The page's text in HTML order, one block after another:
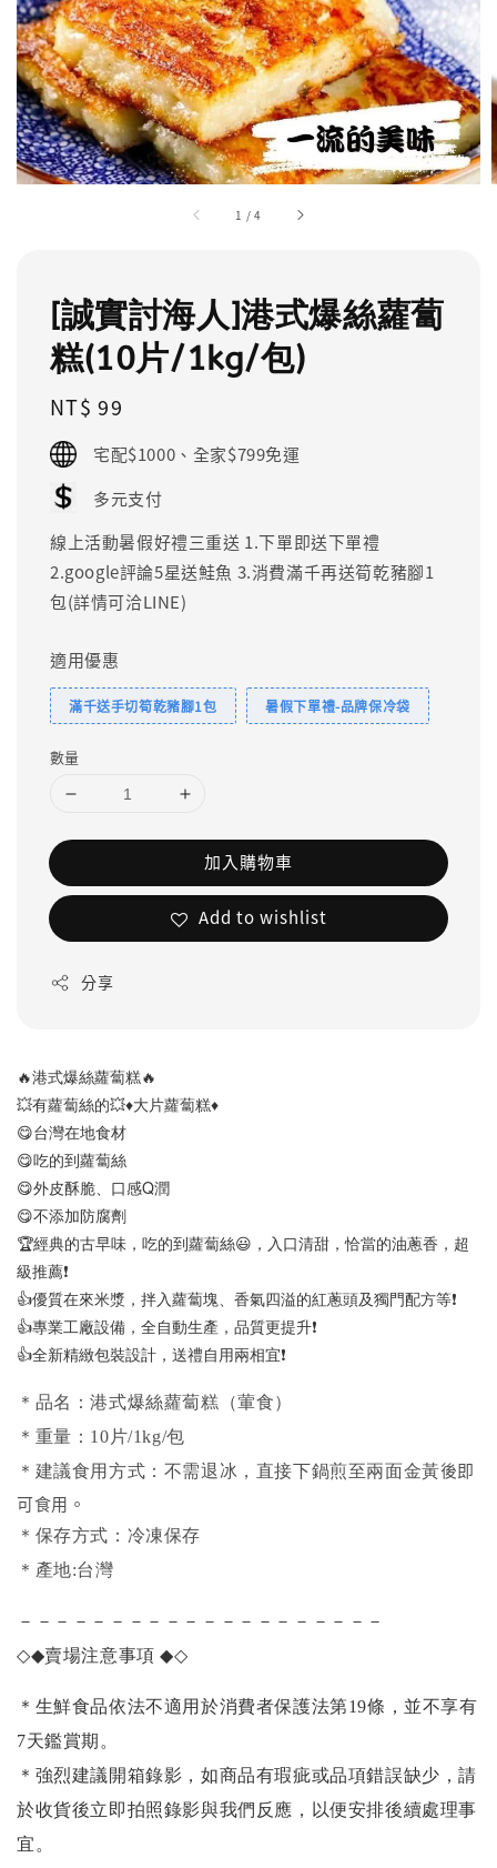
1 /4
[誠實討海人]港式爆絲蘿蔔
糕(10片/1kg/包)
Regular
price
NT$ 99
宅配$1000、全家$799免運
多元支付
線上活動暑假好禮三重送 1.下單即送下單禮
2.google評論5星送鮭魚 3.消費滿千再送筍乾豬腳1
包(詳情可洽LINE)
適用優惠
滿千送手切筍乾豬腳1包 暑假下單禮-品牌保冷袋
數量
加入購物車
Add to wishlist
分享
🔥港式爆絲蘿蔔糕🔥
💥有蘿蔔絲的💥♦️大片蘿蔔糕♦️
😋台灣在地食材
😋吃的到蘿蔔絲
😋外皮酥脆、口感Q潤
😋不添加防腐劑
🏆經典的古早味，吃的到蘿蔔絲😃，入口清甜，恰當的油蔥香，超
級推薦❗️
👍優質在來米漿，拌入蘿蔔塊、香氣四溢的紅蔥頭及獨門配方等❗️
👍專業工廠設備，全自動生產，品質更提升❗️
👍全新精緻包裝設計，送禮自用兩相宜❗️
＊品名：港式爆絲蘿蔔糕（葷食）
＊重量：10片/1kg/包
＊建議食用方式：不需退冰，直接下鍋煎至兩面金黃後即
可食用。
＊保存方式：冷凍保存
＊產地:台灣
－－－－－－－－－－－－－－－－－－－－
◇◆賣場注意事項◆◇
＊生鮮食品依法不適用於消費者保護法第19條，並不享有
7天鑑賞期。
＊強烈建議開箱錄影，如商品有瑕疵或品項錯誤缺少，請
於收貨後立即拍照錄影與我們反應，以便安排後續處理事
宜。